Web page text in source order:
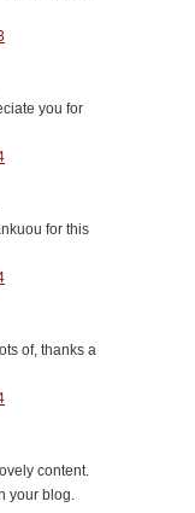
you for
for this
of, thanks a
content.
your blog.